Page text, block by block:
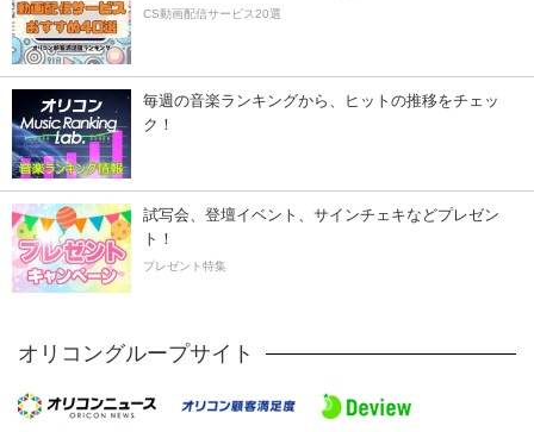
CS動画配信サービス20選
毎週の音楽ランキングから、ヒットの推移をチェッ
ク！
試写会、登壇イベント、サインチェキなどプレゼン
ト！
プレゼント特集
オリコングループサイト